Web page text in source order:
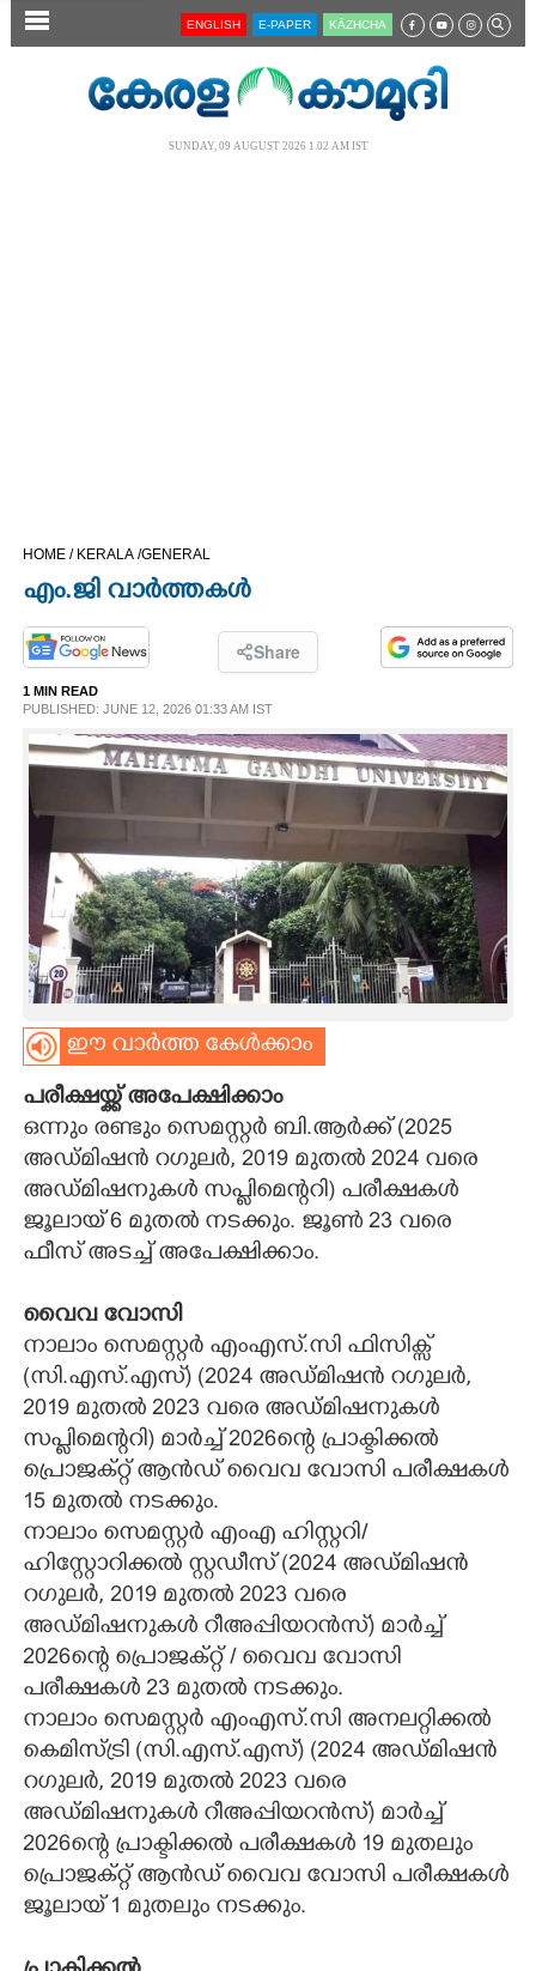
SECTIONS
CINEMA
OPINION
PHOTOS
LIFESTYLE
INFO+
ART
ASTRO
CARTOONS
LITERATURE
ZOOM
CONTACT US
ENGLISH E-PAPER KĀZHCHA
SUNDAY, 09 AUGUST 2026 1.02 AM IST
HOME / KERALA /GENERAL
എം.ജി വാർത്തകൾ
Share
1 MIN READ
PUBLISHED: JUNE 12, 2026 01:33 AM IST
ഈ വാർത്ത കേൾക്കാം
പരീക്ഷയ്ക്ക് അപേക്ഷിക്കാം
ഒന്നും രണ്ടും സെമസ്റ്റർ ബി.ആർക്ക് (2025
അഡ്മിഷൻ റഗുലർ, 2019 മുതൽ 2024 വരെ
അഡ്മിഷനുകൾ സപ്ലിമെന്ററി) പരീക്ഷകൾ
ജൂലായ് 6 മുതൽ നടക്കും. ജൂൺ 23 വരെ
ഫീസ് അടച്ച് അപേക്ഷിക്കാം.
വൈവ വോസി
നാലാം സെമസ്റ്റർ എംഎസ്.സി ഫിസിക്സ്
(സി.എസ്.എസ്) (2024 അഡ്മിഷൻ റഗുലർ,
2019 മുതൽ 2023 വരെ അഡ്മിഷനുകൾ
സപ്ലിമെന്ററി) മാർച്ച് 2026ന്റെ പ്രാക്ടിക്കൽ
പ്രൊജക്റ്റ് ആൻഡ് വൈവ വോസി പരീക്ഷകൾ
15 മുതൽ നടക്കും.
നാലാം സെമസ്റ്റർ എംഎ ഹിസ്റ്ററി/
ഹിസ്റ്റോറിക്കൽ സ്റ്റഡീസ് (2024 അഡ്മിഷൻ
റഗുലർ, 2019 മുതൽ 2023 വരെ
അഡ്മിഷനുകൾ റീഅപ്പിയറൻസ്) മാർച്ച്
2026ന്റെ പ്രൊജക്റ്റ് / വൈവ വോസി
പരീക്ഷകൾ 23 മുതൽ നടക്കും.
നാലാം സെമസ്റ്റർ എംഎസ്.സി അനലറ്റിക്കൽ
കെമിസ്ട്രി (സി.എസ്.എസ്) (2024 അഡ്മിഷൻ
റഗുലർ,​ 2019 മുതൽ 2023 വരെ
അഡ്മിഷനുകൾ റീഅപ്പിയറൻസ്) മാർച്ച്
2026ന്റെ പ്രാക്ടിക്കൽ പരീക്ഷകൾ 19 മുതലും
പ്രൊജക്റ്റ് ആൻഡ് വൈവ വോസി പരീക്ഷകൾ
ജൂലായ് 1 മുതലും നടക്കും.